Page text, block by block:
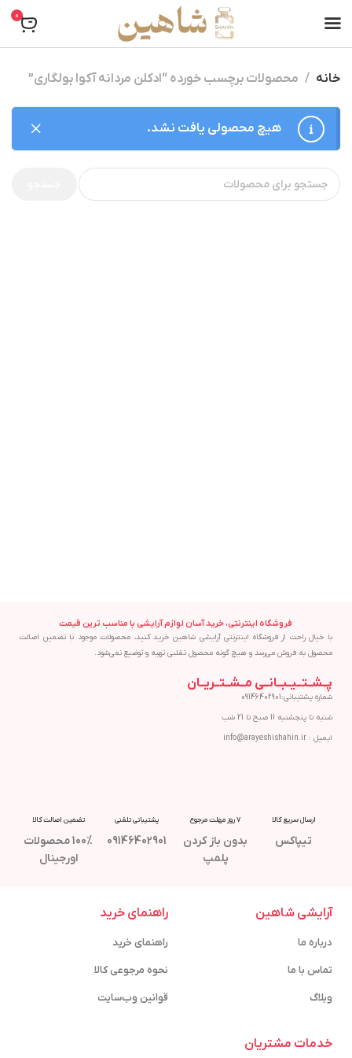
0
خانه محصولات برچسب خورده “ادکلن مردانه آکوا بولگاری”
هیچ محصولی یافت نشد.
فروشگاه اینترنتی، خرید آسان لوازم آرایشی با مناسب ترین قیمت
با خیال راحت از فروشگاه اینترنتی آرایشی شاهین خرید کنید، محصولات موجود با تضمین اصالت
محصول به فروش می‌رسد و هیچ گونه محصول تقلبی تهیه و توضیع نمی‌شود.
پــشــتــیــبــانــی مــشــتــریــان
شماره پشتیبانی:09146402901
شنبه تا پنجشنبه 11 صبح تا 21 شب
ایمیل : info@arayeshishahin.ir
ارسال سریع کالا
تیپاکس
7 روز مهلت مرجوع
بدون باز کردن
پلمپ
پشتیبانی تلفنی
09146402901
تضمین اصالت کالا
100% محصولات
اورجینال
آرایشی شاهین
درباره ما
تماس با ما
وبلاگ
راهنمای خرید
راهنمای خرید
نحوه مرجوعی کالا
قوانین وب‌سایت
خدمات مشتریان